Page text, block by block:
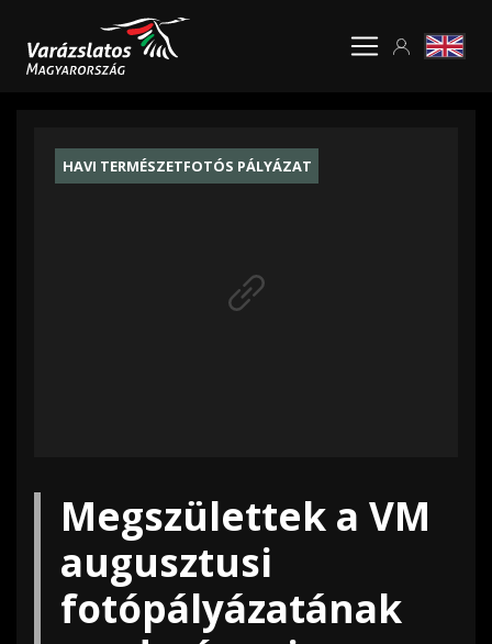
HAVI TERMÉSZETFOTÓS PÁLYÁZAT
Megszülettek a VM
augusztusi
fotópályázatának